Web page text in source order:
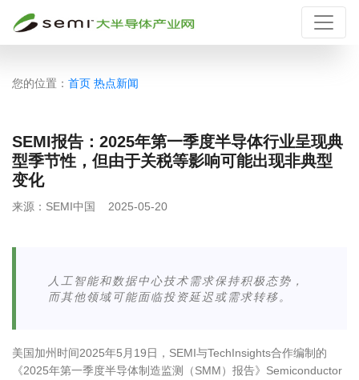
您的位置： 首页 热点新闻
SEMI报告：2025年第一季度半导体行业呈现典
型季节性，但由于关税等影响可能出现非典型
变化
来源： SEMI中国 2025-05-20
人工智能和数据中心技术需求保持积极态势，
而其他领域可能面临投资延迟或需求转移。
美国加州时间2025年5 月 19日， SEMI与TechInsights合作编制的
《2025年第一季度半导体制造监测（SMM）报告》 Semiconductor